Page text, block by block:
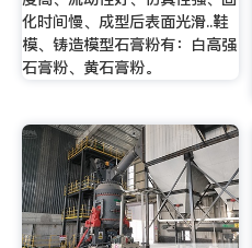
化时间慢、成型后表面光滑..鞋
模、铸造模型石膏粉有：白高强
石膏粉、黄石膏粉。